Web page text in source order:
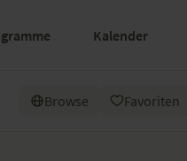
Kalender
Browse Favoriten